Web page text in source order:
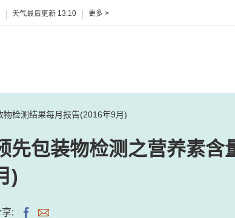
天气最后更新 13:10 更多 >
检测结果每月报告(2016年9月)
先包装物检测之营养素含
)
享: